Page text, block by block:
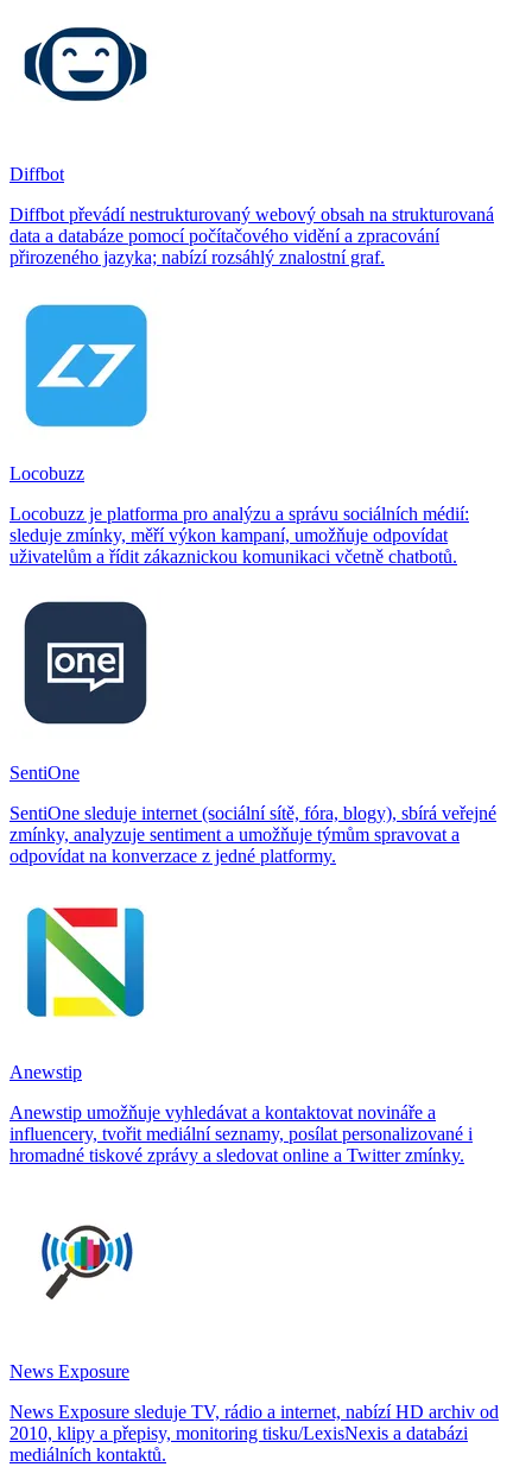
Diffbot
Diffbot převádí nestrukturovaný webový obsah na strukturovaná
data a databáze pomocí počítačového vidění a zpracování
přirozeného jazyka; nabízí rozsáhlý znalostní graf.
Locobuzz
Locobuzz je platforma pro analýzu a správu sociálních médií:
sleduje zmínky, měří výkon kampaní, umožňuje odpovídat
uživatelům a řídit zákaznickou komunikaci včetně chatbotů.
SentiOne
SentiOne sleduje internet (sociální sítě, fóra, blogy), sbírá veřejné
zmínky, analyzuje sentiment a umožňuje týmům spravovat a
odpovídat na konverzace z jedné platformy.
Anewstip
Anewstip umožňuje vyhledávat a kontaktovat novináře a
influencery, tvořit mediální seznamy, posílat personalizované i
hromadné tiskové zprávy a sledovat online a Twitter zmínky.
News Exposure
News Exposure sleduje TV, rádio a internet, nabízí HD archiv od
2010, klipy a přepisy, monitoring tisku/LexisNexis a databázi
mediálních kontaktů.